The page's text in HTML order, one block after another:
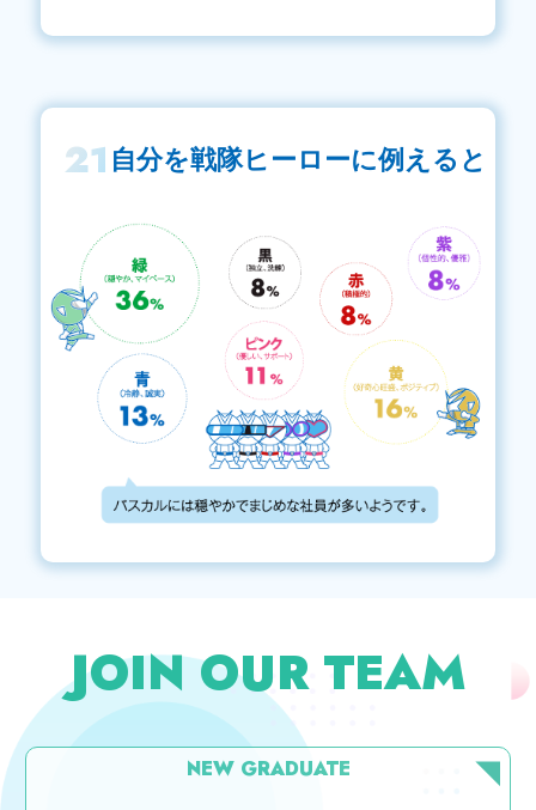
21 自分を戦隊ヒーローに例えると
JOIN OUR TEAM
NEW GRADUATE